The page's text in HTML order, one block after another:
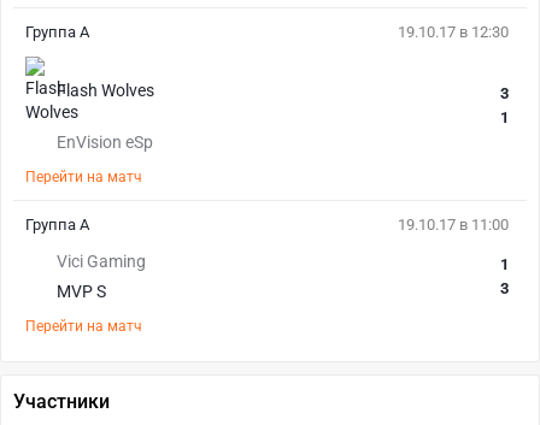
19.10.17 в 12:30
Flash Wolves
EnVision eSp
3
1
Перейти на матч
Группа A
19.10.17 в 11:00
Vici Gaming
MVP S
1
3
Перейти на матч
Группа A
Участники